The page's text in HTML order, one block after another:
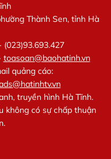
Thành Sen, tỉnh Hà
toasoan@baohatinh.vn
quảng cáo:
truyền hình Hà Tĩnh.
không có sự chấp thuận